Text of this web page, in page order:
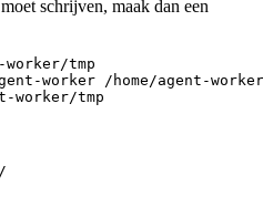
schrijven, maak dan een